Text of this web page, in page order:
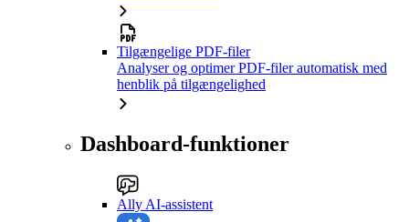
Tilgængelige PDF-filer
Analyser og optimer PDF-filer automatisk med
henblik på tilgængelighed
Dashboard-funktioner
Ally AI-assistent